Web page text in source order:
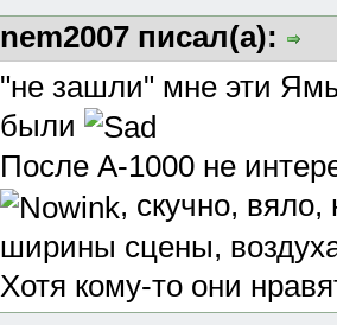
nem2007 писал(а):
"не зашли" мне эти
были
После А-1000 не
, скучно,
ширины сцены,
Хотя кому-то они